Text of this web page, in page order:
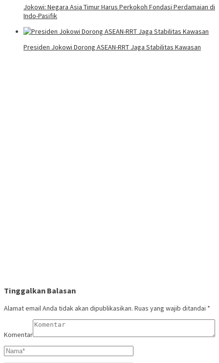
Jokowi: Negara Asia Timur Harus Perkokoh Fondasi Perdamaian di
Indo-Pasifik
Presiden Jokowi Dorong ASEAN-RRT Jaga Stabilitas Kawasan
Tinggalkan Balasan
Alamat email Anda tidak akan dipublikasikan. Ruas yang wajib ditandai *
Komentar